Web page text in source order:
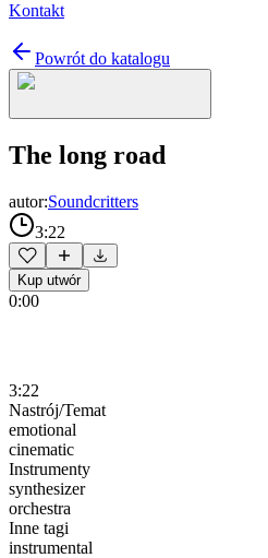
Kontakt
Powrót do katalogu
The long road
autor:Soundcritters
3:22
Kup utwór
0:00
3:22
Nastrój/Temat
emotional
cinematic
Instrumenty
synthesizer
orchestra
Inne tagi
instrumental